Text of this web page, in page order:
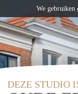
DEZE STUDIO
We gebruiken